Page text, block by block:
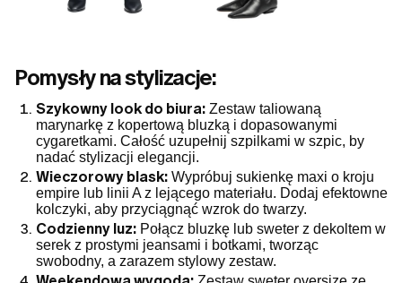
Pomysły na stylizacje:
Szykowny look do biura: Zestaw taliowaną
marynarkę z kopertową bluzką i dopasowanymi
cygaretkami. Całość uzupełnij szpilkami w szpic, by
nadać stylizacji elegancji.
Wieczorowy blask: Wypróbuj sukienkę maxi o kroju
empire lub linii A z lejącego materiału. Dodaj efektowne
kolczyki, aby przyciągnąć wzrok do twarzy.
Codzienny luz: Połącz bluzkę lub sweter z dekoltem w
serek z prostymi jeansami i botkami, tworząc
swobodny, a zarazem stylowy zestaw.